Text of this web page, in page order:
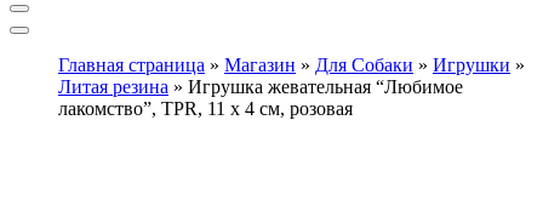
Главная страница » Магазин » Для Собаки » Игрушки »
Литая резина » Игрушка жевательная “Любимое
лакомство”, TPR, 11 х 4 см, розовая